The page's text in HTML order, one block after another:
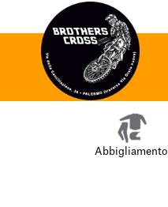
Abbigliamento